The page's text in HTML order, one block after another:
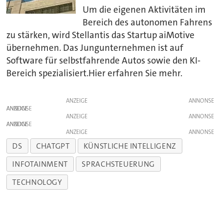
Um die eigenen Aktivitäten im
Bereich des autonomen Fahrens
zu stärken, wird Stellantis das Startup aiMotive
übernehmen. Das Jungunternehmen ist auf
Software für selbstfahrende Autos sowie den KI-
Bereich spezialisiert.Hier erfahren Sie mehr.
ANZEIGE
ANZEIGE
ANZEIGE
ANZEIGE
ANZEIGE
DS CHATGPT
KÜNSTLICHE INTELLIGENZ
INFOTAINMENT
SPRACHSTEUERUNG
TECHNOLOGY